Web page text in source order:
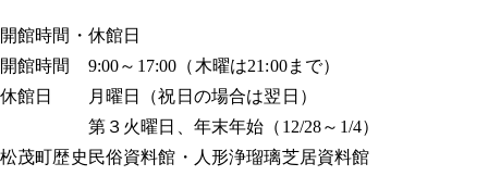
開館時間・休館日
開館時間 9:00～17:00（木曜は21:00まで）
休館日 月曜日（祝日の場合は翌日）
第３火曜日、年末年始（12/28～1/4）
松茂町歴史民俗資料館・人形浄瑠璃芝居資料館